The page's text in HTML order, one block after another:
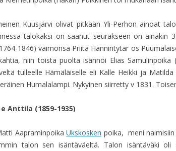
Kuusjärvi olivat pitkään Yli-Perhon ainoat
talokaksi on saanut seurakseen on ainakin
1846) vaimonsa Priita Hannintytär os
niin toista puolta isännöi Elias
tulleelle Hämäläiselle eli Kalle Heikki ja
Humalalampi. Nykyinen siirretty v 1831.
Anttila (1859-1935)
AapraminpoikaUkskosken poika, meni
talon sen isäntäväeltä. Talon isäntäväki